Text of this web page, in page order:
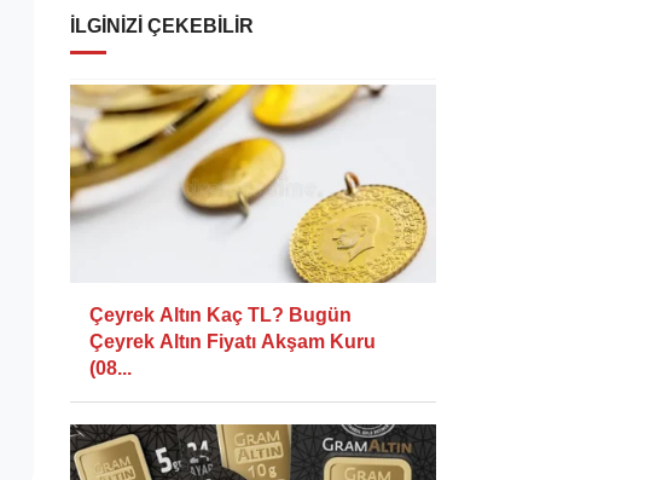
İLGINIZI ÇEKEBILIR
Çeyrek Altın Kaç TL? Bugün
Çeyrek Altın Fiyatı Akşam Kuru
(08...